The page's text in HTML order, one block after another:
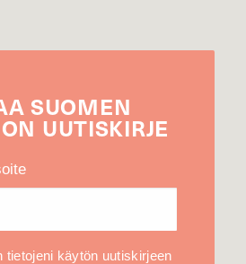
SUOMEN
UUTIS­KIRJE
tietojeni käytön uutiskirjeen